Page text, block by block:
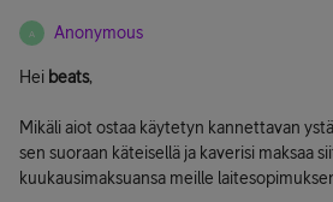
A Anonymous
Hei beats,
Mikäli aiot ostaa käytetyn kannettavan
sen suoraan käteisellä ja kaverisi maksaa
kuukausimaksuansa meille